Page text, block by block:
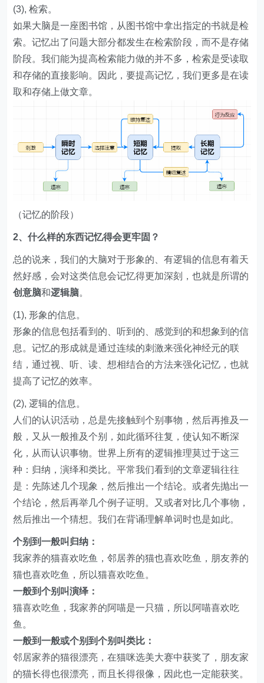
(3), 检索。
如果大脑是一座图书馆，从图书馆中拿出指定的书就是检
索。记忆出了问题大部分都发生在检索阶段，而不是存储
阶段。我们能为提高检索能力做的并不多，检索是受读取
和存储的直接影响。因此，要提高记忆，我们更多是在读
取和存储上做文章。
（记忆的阶段）
2、什么样的东西记忆得会更牢固？
总的说来，我们的大脑对于形象的、有逻辑的信息有着天
然好感，会对这类信息会记忆得更加深刻，也就是所谓的
创意脑和逻辑脑。
(1), 形象的信息。
形象的信息包括看到的、听到的、感觉到的和想象到的信
息。记忆的形成就是通过连续的刺激来强化神经元的联
结，通过视、听、读、想相结合的方法来强化记忆，也就
提高了记忆的效率。
(2), 逻辑的信息。
人们的认识活动，总是先接触到个别事物，然后再推及一
般，又从一般推及个别，如此循环往复，使认知不断深
化，从而认识事物。世界上所有的逻辑推理莫过于这三
种：归纳，演绎和类比。平常我们看到的文章逻辑往往
是：先陈述几个现象，然后推出一个结论。或者先抛出一
个结论，然后再举几个例子证明。又或者对比几个事物，
然后推出一个猜想。我们在背诵理解单词时也是如此。
个别到一般叫归纳：
我家养的猫喜欢吃鱼，邻居养的猫也喜欢吃鱼，朋友养的
猫也喜欢吃鱼，所以猫喜欢吃鱼。
一般到个别叫演绎：
猫喜欢吃鱼，我家养的阿喵是一只猫，所以阿喵喜欢吃
鱼。
一般到一般或个别到个别叫类比：
邻居家养的猫很漂亮，在猫咪选美大赛中获奖了，朋友家
的猫长得也很漂亮，而且长得很像，因此也一定能获奖。